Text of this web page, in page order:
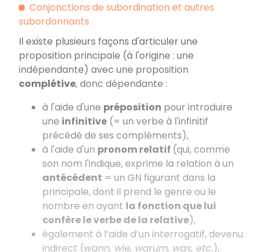
Conjonctions de subordination et autres
subordonnants
Il existe plusieurs façons d'articuler une
proposition principale (à l'origine : une
indépendante) avec une proposition
complétive, donc dépendante :
à l'aide d'une préposition pour introduire
une infinitive (= un verbe à l'infinitif
précédé de ses compléments),
à l'aide d'un pronom relatif (qui, comme
son nom l'indique, exprime la relation à un
antécédent = un GN figurant dans la
principale, dont il prend le genre ou le
nombre en ayant la fonction que lui
confère le verbe de la relative),
également à l’aide d’un interrogatif, devenu
indirect (wann, wie, warum, was, etc.),